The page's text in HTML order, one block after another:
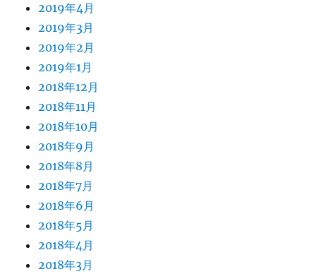
2019年4月
2019年3月
2019年2月
2019年1月
2018年12月
2018年11月
2018年10月
2018年9月
2018年8月
2018年7月
2018年6月
2018年5月
2018年4月
2018年3月